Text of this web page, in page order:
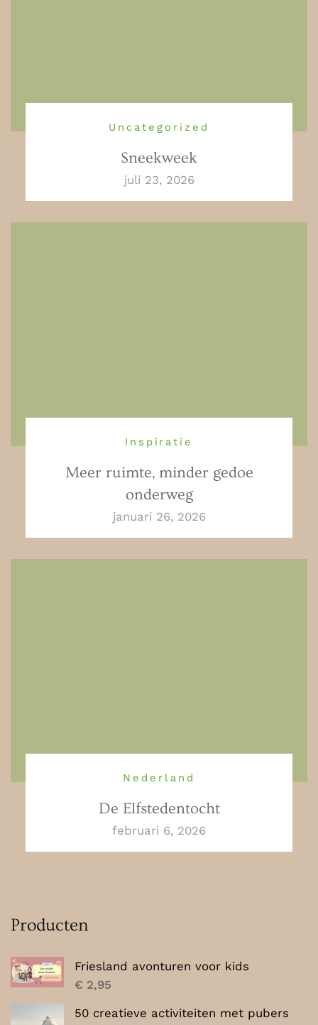
Uncategorized
Sneekweek
juli 23, 2026
Inspiratie
Meer ruimte, minder gedoe
onderweg
januari 26, 2026
Nederland
De Elfstedentocht
februari 6, 2026
Producten
Friesland avonturen voor kids
€ 2,95
50 creatieve activiteiten met pubers